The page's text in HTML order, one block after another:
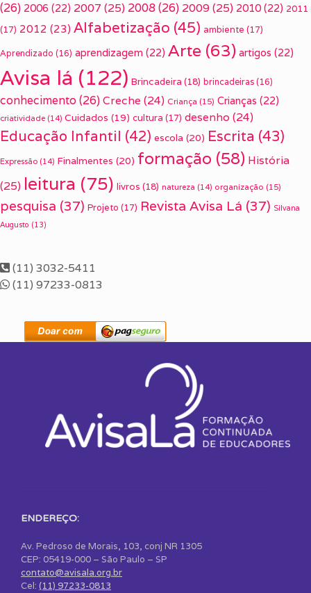
(26) 2006 (22) 2007 (25) 2008(26) 2009(25) 2010 (22) 2011
(17) 2012 (23) Alfabetização (45) ambiente (17)
Aprendizado (16) aprendizagem (22) Arte (63) artigos (22)
Avisa lá (122) Brincadeira (18) brincadeiras (16)
conhecimento(26) Creche (24) Criança (15) Crianças (22)
criatividade (14) Cuidados (19) cultura (17) desenho (24)
Educação Infantil (42) escola (20) Escrita (43)
Expressão (14) Finalmentes (20) formação (58) História
(25) leitura (75) livros (18) natureza (14) organização (15)
pesquisa (37) Projeto (17) Revista Avisa Lá (37) Silvana
Augusto (13)
(11) 3032-5411
(11) 97233-0813
ENDEREÇO:
Av. Pedroso de Morais, 103, conj NR 1305
CEP: 05419-000 – São Paulo – SP
contato@avisala.org.br
Cel: (11) 97233-0813